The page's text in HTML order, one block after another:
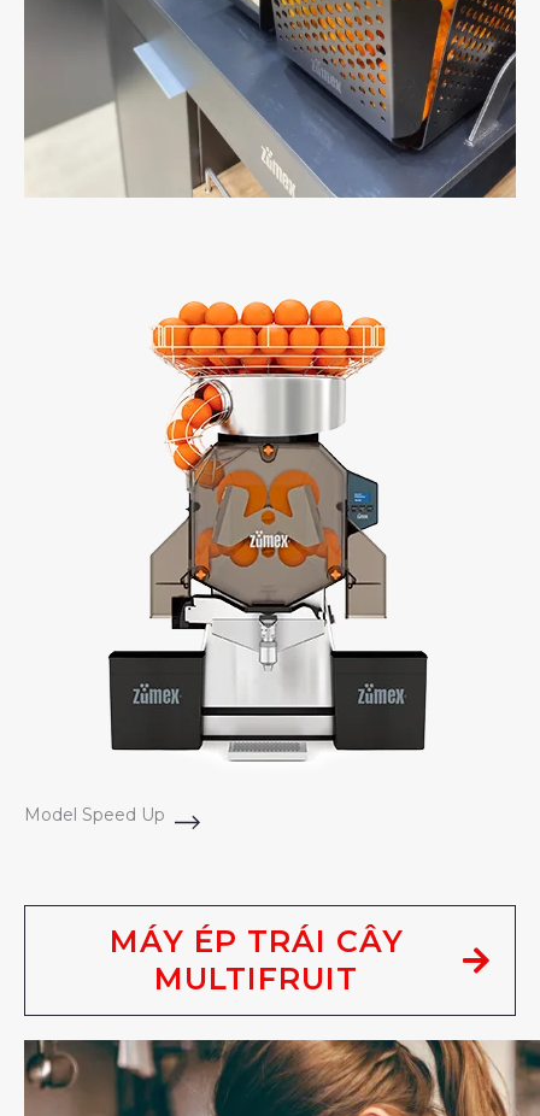
Model Speed Up
MÁY ÉP TRÁI CÂY
MULTIFRUIT